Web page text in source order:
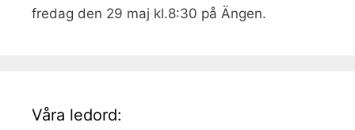
fredag den 29 maj kl.8:30 på Ängen.
Våra ledord: